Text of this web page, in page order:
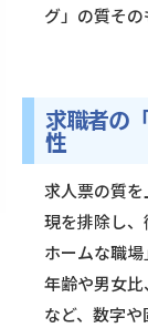
グ」の質その
求職者の
性
求人票の質
現を排除し
ホームな職
年齢や男女
など、数字